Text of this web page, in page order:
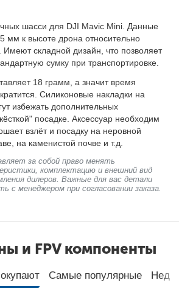
шасси для DJI Mavic Mini. Данные
мм к высоте дрона относительно
Имеют складной дизайн, что позволяет
сумку при транспортировке.
18 грамм, а значит время
Силиконовые накладки на
избежать дополнительных
посадке. Аксессуар необходим
взлёт и посадку на неровной
на каменистой почве и т.д.
за собой право менять
комплектацию и внешний вид
дилеров. Важные для вас детали
с менеджером при согласовании заказа.
и FPV компоненты
Самые популярные